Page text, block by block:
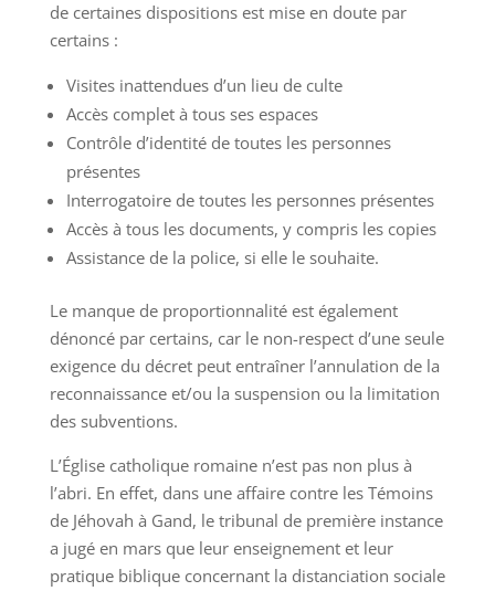
de certaines dispositions est mise en doute par
certains :
Visites inattendues d’un lieu de culte
Accès complet à tous ses espaces
Contrôle d’identité de toutes les personnes
présentes
Interrogatoire de toutes les personnes présentes
Accès à tous les documents, y compris les copies
Assistance de la police, si elle le souhaite.
Le manque de proportionnalité est également
dénoncé par certains, car le non-respect d’une seule
exigence du décret peut entraîner l’annulation de la
reconnaissance et/ou la suspension ou la limitation
des subventions.
L’Église catholique romaine n’est pas non plus à
l’abri. En effet, dans une affaire contre les Témoins
de Jéhovah à Gand, le tribunal de première instance
a jugé en mars que leur enseignement et leur
pratique biblique concernant la distanciation sociale